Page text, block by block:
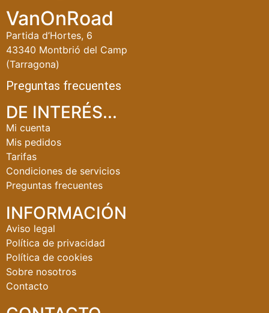
VanOnRoad
Partida d’Hortes, 6
43340 Montbrió del Camp
(Tarragona)
Preguntas frecuentes
DE INTERÉS...
Mi cuenta
Mis pedidos
Tarifas
Condiciones de servicios
Preguntas frecuentes
INFORMACIÓN
Aviso legal
Política de privacidad
Política de cookies
Sobre nosotros
Contacto